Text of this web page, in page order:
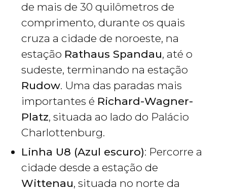
de mais de 30 quilômetros de
comprimento, durante os quais
cruza a cidade de noroeste, na
estação Rathaus Spandau, até o
sudeste, terminando na estação
Rudow. Uma das paradas mais
importantes é Richard-Wagner-
Platz, situada ao lado do Palácio
Charlottenburg. ‎
Linha U8 (Azul escuro): Percorre a
cidade desde a estação de
Wittenau, situada no norte da